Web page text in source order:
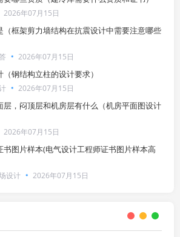
2026年07月15日
（框架剪力墙结构在抗震设计中需要注意哪些
2026年07月15日
钢结构立柱的设计要求）
2026年07月15日
层，闷顶层和机房层有什么（机房平面图设计
2026年07月15日
书图片样本(电气设计工程师证书图片样本高
设计 2026年07月15日